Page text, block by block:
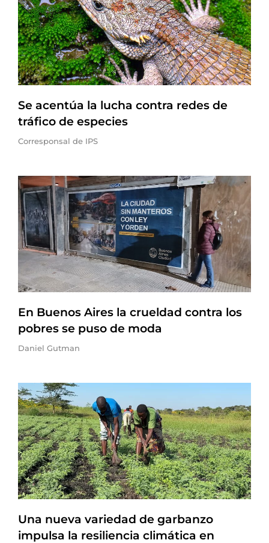
Se acentúa la lucha contra redes de
tráfico de especies
Corresponsal de IPS
En Buenos Aires la crueldad contra los
pobres se puso de moda
Daniel Gutman
Una nueva variedad de garbanzo
impulsa la resiliencia climática en